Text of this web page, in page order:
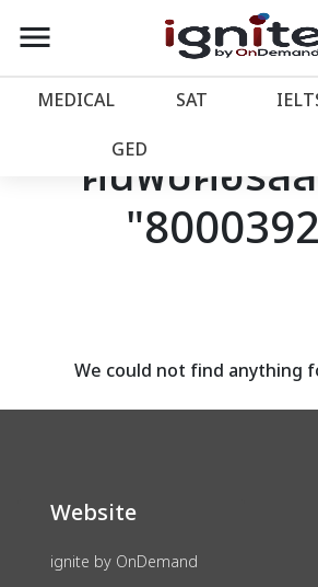
account_balance หน้าแรก
เว็บไซต์อิกไนท์
โปรโมชั่น
assignment ลงทะเบียน
menu
MEDICAL SAT
GED
ค้นพบคอร์ส
We could not find anything
Website
ignite by OnDemand